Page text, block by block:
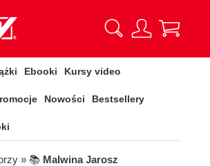
Ebooki Kursy video
Nowości Bestsellery
» 📚 Malwina Jarosz